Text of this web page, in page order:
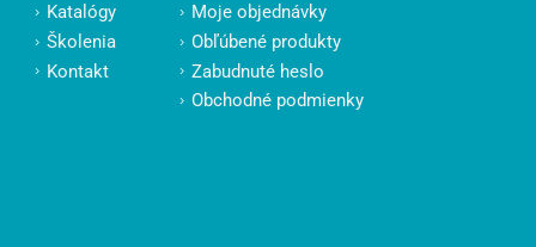
Katalógy
Školenia
Kontakt
Moje objednávky
Obľúbené produkty
Zabudnuté heslo
Obchodné podmienky